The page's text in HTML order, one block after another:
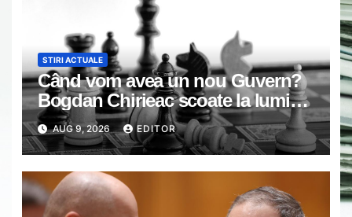
STIRI ACTUALE
Când vom avea un nou Guvern?
Bogdan Chirieac scoate la lumină
jocuri politice de culise: Noi dăm
banii, noi le plătim VIDEO
AUG 9, 2026 EDITOR